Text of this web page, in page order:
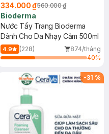
334.000 ₫560.000 ₫
Bioderma
Nước Tẩy Trang Bioderma
Dành Cho Da Nhạy Cảm 500ml
4.9 (228)
874/tháng
40%
-31 %